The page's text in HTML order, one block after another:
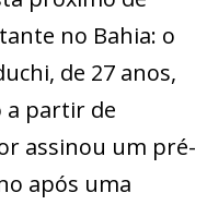
no Bahia: o
de 27 anos,
a partir de
assinou um pré-
após uma